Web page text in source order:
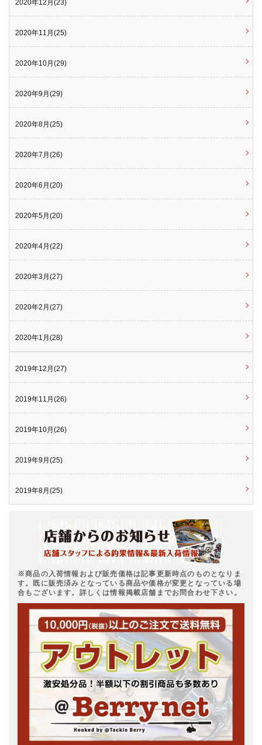
2020年12月(23)
2020年11月(25)
2020年10月(29)
2020年9月(29)
2020年8月(25)
2020年7月(26)
2020年6月(20)
2020年5月(20)
2020年4月(22)
2020年3月(27)
2020年2月(27)
2020年1月(28)
2019年12月(27)
2019年11月(26)
2019年10月(26)
2019年9月(25)
2019年8月(25)
※商品の入荷情報および販売価格は記事更新時点のものとなりま
す。既に販売済みとなっている商品や価格が変更となっている場
合もございます。詳しくは情報掲載店舗までお問合わせ下さい。